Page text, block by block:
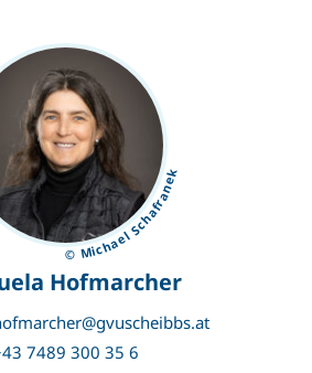
© Michael Schafranek
Hofmarcher
7489 300 35 6